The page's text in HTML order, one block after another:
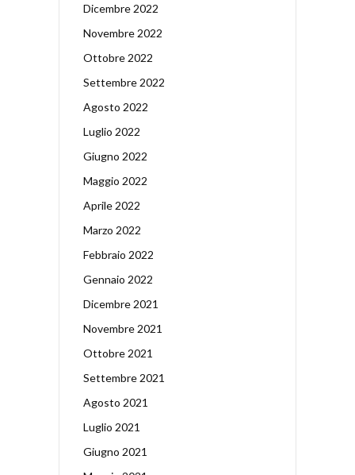
Dicembre 2022
Novembre 2022
Ottobre 2022
Settembre 2022
Agosto 2022
Luglio 2022
Giugno 2022
Maggio 2022
Aprile 2022
Marzo 2022
Febbraio 2022
Gennaio 2022
Dicembre 2021
Novembre 2021
Ottobre 2021
Settembre 2021
Agosto 2021
Luglio 2021
Giugno 2021